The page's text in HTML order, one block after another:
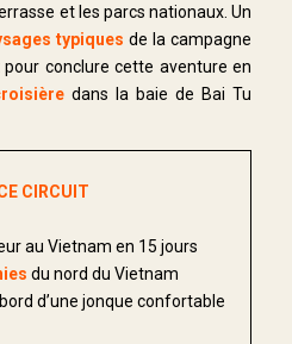
et les parcs nationaux. Un
typiques de la campagne
conclure cette aventure en
dans la baie de Bai Tu
CIRCUIT
au Vietnam en 15 jours
du nord du Vietnam
d’une jonque confortable